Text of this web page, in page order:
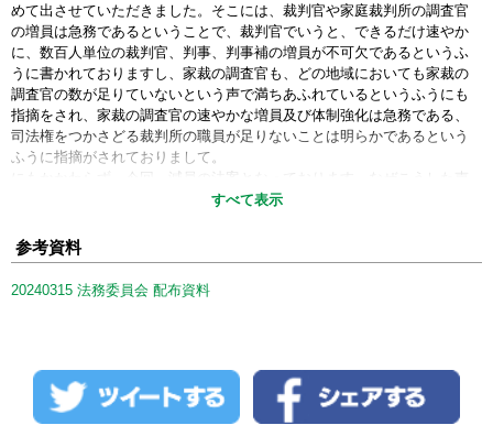
めて出させていただきました。そこには、裁判官や家庭裁判所の調査官
の増員は急務であるということで、裁判官でいうと、できるだけ速やか
に、数百人単位の裁判官、判事、判事補の増員が不可欠であるというふ
うに書かれておりますし、家裁の調査官も、どの地域においても家裁の
調査官の数が足りていないという声で満ちあふれているというふうにも
指摘をされ、家裁の調査官の速やかな増員及び体制強化は急務である、
司法権をつかさどる裁判所の職員が足りないことは明らかであるという
ふうに指摘がされておりまして。
にもかかわらず、今回、減員の法案となっております。なぜこうした声
を聞かないのか、最高裁の方にお伺いしたいと思います。
お答えいたします。
裁判所といたしましては、これまでも、事件動向や事件処理状況等を踏
他方で、近年の裁判所全体の事件動向につきましては、成年後見関係事
件などの一部の事件を除きますと落ち着いた状態が続いております。民
事訴訟事件や刑事訴訟事件、少年事件については長期的に見て減少の傾
すべて表示
参考資料
20240315 法務委員会 配布資料